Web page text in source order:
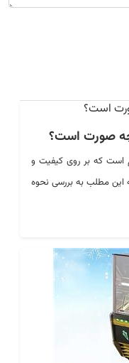
چه صورت است؟
است که بر روی کیفیت و
این مطلب به بررسی نحوه